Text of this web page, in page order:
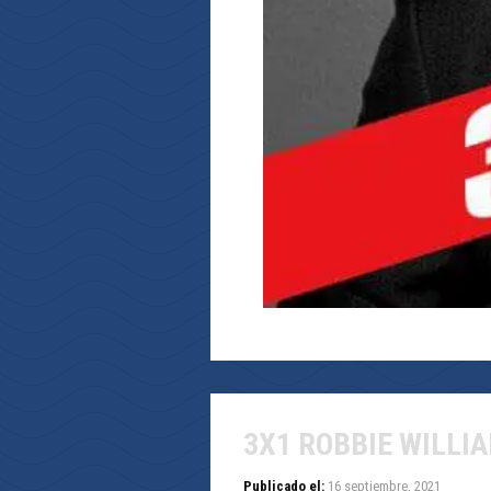
3X1 ROBBIE
Publicado el: 16 septiembre, 2021